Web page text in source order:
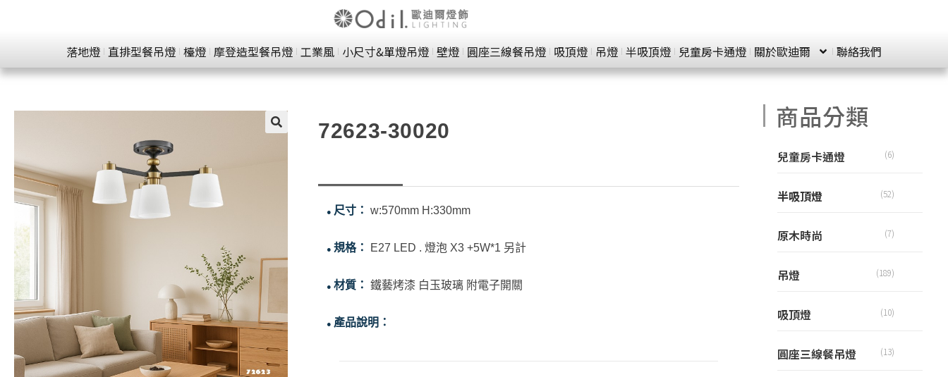
落地燈 直排型餐吊燈 檯燈 摩登造型餐吊燈 工業風 小尺寸&單燈吊燈 壁燈 圓座三線餐吊燈 吸頂燈 吊燈 半吸頂燈 兒童房卡通燈 關於歐迪爾 聯絡我們
72623-30020
● 尺寸：w:570mm H:330mm
● 規格： E27 LED . 燈泡 X3 +5W*1 另計
● 材質：鐵藝烤漆 白玉玻璃 附電子開關
● 產品說明：
商品分類
兒童房卡通燈 (6)
半吸頂燈 (52)
原木時尚 (7)
吊燈 (189)
吸頂燈 (10)
圓座三線餐吊燈 (13)